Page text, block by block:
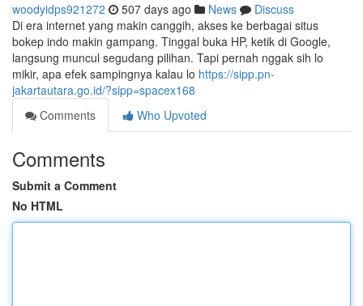
woodyidps921272 507 days ago News
Discuss
Di era internet yang makin canggih, akses ke berbagai situs
bokep indo makin gampang. Tinggal buka HP, ketik di Google,
langsung muncul segudang pilihan. Tapi pernah nggak sih lo
mikir, apa efek sampingnya kalau lo https://sipp.pn-
jakartautara.go.id/?sipp=spacex168
Comments
Who Upvoted
Comments
Submit a Comment
No HTML